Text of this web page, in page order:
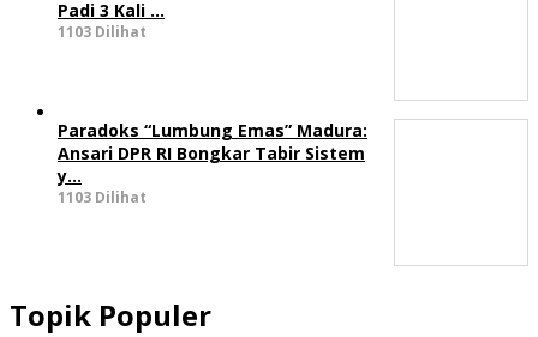
Padi 3 Kali …
1103 Dilihat
Paradoks “Lumbung Emas” Madura:
Ansari DPR RI Bongkar Tabir Sistem
y…
1103 Dilihat
Topik Populer